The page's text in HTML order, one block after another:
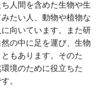
人間を含めた生物や生
たい人、動物や植物な
向いています。また研
の中に足を運び、生物
もあります。そのた
境のために役立ちた
。